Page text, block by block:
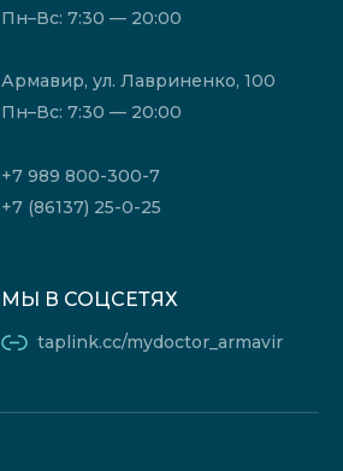
Пн–Вс: 7:30 — 20:00
Армавир, ул. Лавриненко, 100
Пн–Вс: 7:30 — 20:00
+7 989 800-300-7
+7 (86137) 25-0-25
МЫ В СОЦСЕТЯХ
taplink.cc/mydoctor_armavir